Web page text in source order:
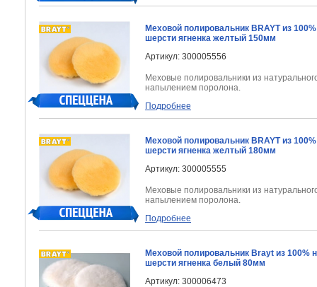
Меховой полировальник BRAYT из
шерсти ягненка желтый 150мм
Артикул: 300005556
Меховые полировальники из
напылением поролона.
Подробнее
Меховой полировальник BRAYT из
шерсти ягненка желтый 180мм
Артикул: 300005555
Меховые полировальники из
напылением поролона.
Подробнее
Меховой полировальник Brayt из 100%
шерсти ягненка белый 80мм
Артикул: 300006473